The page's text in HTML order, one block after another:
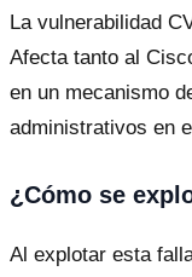
La vulnerabilidad
Afecta tanto al
en un mecanismo
administrativos en
¿Cómo se
Al explotar esta